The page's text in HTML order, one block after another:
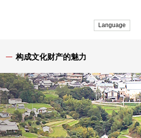
构成文化财产的魅力
Language